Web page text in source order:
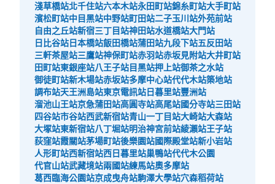
東急線渋谷駅地下3階コインロッカーL
从東急渋谷駅站步行0分钟。
本日營業時間:05:00〜23:59
東急東横線渋谷駅の渋谷ヒカリエ2改札から右手に進むと
東横線・副都心線の路線図の看板があり、その裏にコイン
ロッカーがあります。改札からは看板で死角になっている
ので、コインロッカーは見えません。コインロッカーのサ
イズは大・中・小のほかに、小の半分弱のサイズのものが
5か所あります（300円）。
淺草橋站北千住站六本木站永田町站錦糸町站大手町站
濱松町站中目黑站中野站町田站二子玉川站外苑前站
自由之丘站新宿三丁目站神田站水道橋站大門站
日比谷站日本橋站飯田橋站蒲田站九段下站五反田站
三軒茶屋站三鷹站神保町站赤羽站赤坂見附站大井町站
田町站東銀座站八王子站目黑站押上站御茶之水站
御徒町站新木場站赤坂站多摩中心站代代木站築地站
調布站天王洲島站東京電訊站日暮里站豐洲站
溜池山王站京急蒲田站高圓寺站高尾站國分寺站三田站
四谷站市谷站西武新宿站青山一丁目站大崎站大森站
大塚站東新宿站八丁堀站明治神宮前站綾瀨站王子站
荻窪站霞關站茅場町站後樂園站國際殿堂站新小岩站
人形町站西新宿站西日暮里站巢鴨站代代木公園
代官山站武藏境站兩國站練馬站奧多摩站
葛西臨海公園站京成曳舟站駒澤大學站穴森稻荷站